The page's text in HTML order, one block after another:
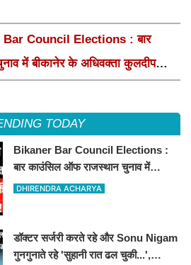
Council Elections : बार
में बीकानेर के अधिवक्ता कुलदीप
TODAY
Bikaner Bar Council Elections :
बार काउंसिल ऑफ राजस्थान चुनाव में
बीकानेर के अधिवक्ता कुलदीप कुमार शर्मा की
DHIRENDRA ACHARYA
डॉक्टर सर्जरी करते रहे और Sonu Nigam
गुनगुनाते रहे 'सुहानी रात ढल चुकी...',